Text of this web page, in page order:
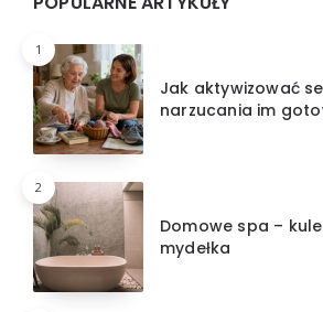
1
Jak aktywizować
narzucania im
2
Domowe spa –
mydełka